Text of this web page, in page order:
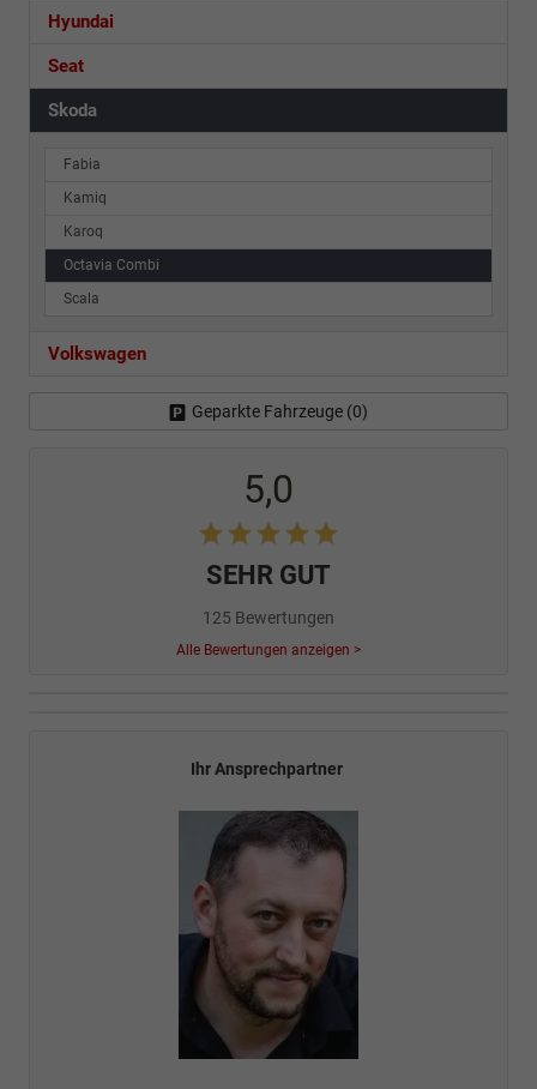
Hyundai
Seat
Skoda
Fabia
Kamiq
Karoq
Octavia Combi
Scala
Volkswagen
Geparkte Fahrzeuge (0)
5,0
SEHR GUT
125 Bewertungen
Alle Bewertungen anzeigen >
Ihr Ansprechpartner